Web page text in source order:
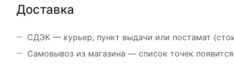
Доставка
СДЭК — курьер, пункт выдачи или постамат
Самовывоз из магазина — список точек